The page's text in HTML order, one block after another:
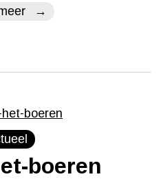
boeren